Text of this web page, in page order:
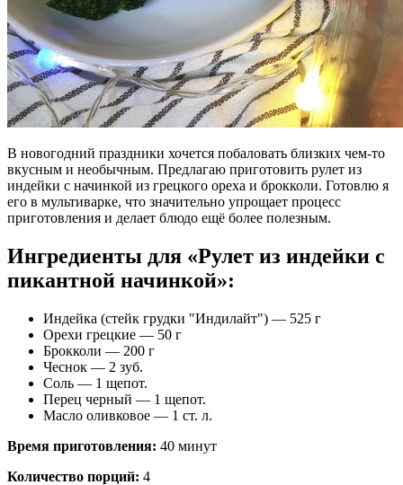
В новогодний праздники хочется побаловать близких чем-то
вкусным и необычным. Предлагаю приготовить рулет из
индейки с начинкой из грецкого ореха и брокколи. Готовлю я
его в мультиварке, что значительно упрощает процесс
приготовления и делает блюдо ещё более полезным.
Ингредиенты для «Рулет из индейки с
пикантной начинкой»:
Индейка (стейк грудки "Индилайт") — 525 г
Орехи грецкие — 50 г
Брокколи — 200 г
Чеснок — 2 зуб.
Соль — 1 щепот.
Перец черный — 1 щепот.
Масло оливковое — 1 ст. л.
Время приготовления: 40 минут
Количество порций: 4